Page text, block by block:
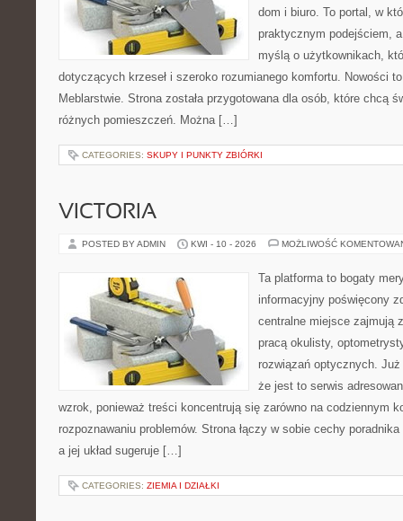
dom i biuro. To portal, w
praktycznym podejściem,
myślą o użytkownikach,
dotyczących krzeseł i szeroko rozumianego komfortu. Nowości
Meblarstwie. Strona została przygotowana dla osób, które chcą
różnych pomieszczeń. Można […]
CATEGORIES: SKUPY I PUNKTY ZBIÓRKI
VICTORIA
POSTED BY ADMIN KWI - 10 - 2026 MOŻLIWOŚĆ
Ta platforma to bogaty
informacyjny poświęcony
centralne miejsce zajmują
pracą okulisty,
rozwiązań optycznych.
że jest to serwis
wzrok, ponieważ treści koncentrują się zarówno na codziennym
rozpoznawaniu problemów. Strona łączy w sobie cechy
a jej układ sugeruje […]
CATEGORIES: ZIEMIA I DZIAŁKI